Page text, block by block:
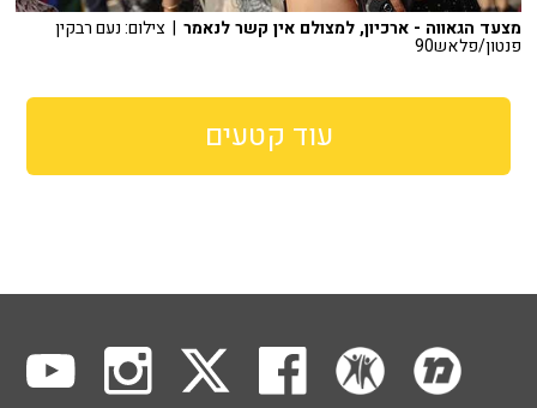
מצעד הגאווה - ארכיון, למצולם אין קשר לנאמר | צילום: נעם רבקין
פנטון/פלאש90
עוד קטעים